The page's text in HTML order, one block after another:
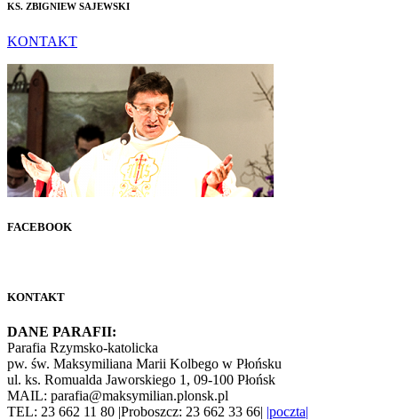
KS. ZBIGNIEW SAJEWSKI
KONTAKT
FACEBOOK
KONTAKT
DANE PARAFII:
Parafia Rzymsko-katolicka
pw. św. Maksymiliana Marii Kolbego w Płońsku
ul. ks. Romualda Jaworskiego 1, 09-100 Płońsk
MAIL: parafia@maksymilian.plonsk.pl
TEL: 23 662 11 80 |Proboszcz: 23 662 33 66| |poczta|